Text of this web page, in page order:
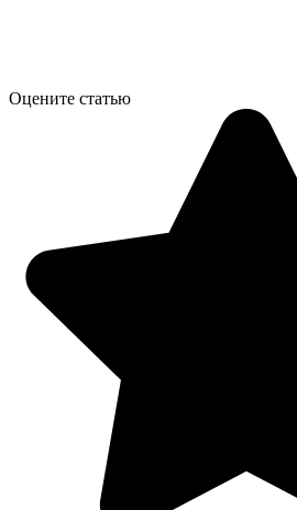
Оцените статью